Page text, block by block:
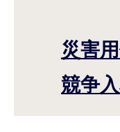
災害
競争